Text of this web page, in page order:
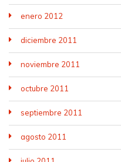
enero 2012
diciembre 2011
noviembre 2011
octubre 2011
septiembre 2011
agosto 2011